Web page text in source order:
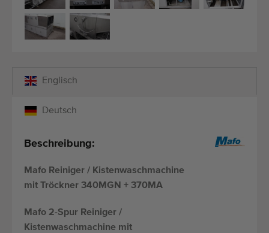
Deutsch
Englisch
Beschreibung:
Mafo Reiniger / Kistenwaschmachine
mit Tröckner 340MGN + 370MA
Mafo 2-Spur Reiniger /
Kistenwaschmachine mit